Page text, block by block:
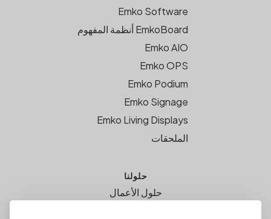
Emko Software
EmkoBoard أنظمة المفهوم
Emko AIO
Emko OPS
Emko Podium
Emko Signage
Emko Living Displays
الملحقات
حلولنا
حلول الأعمال